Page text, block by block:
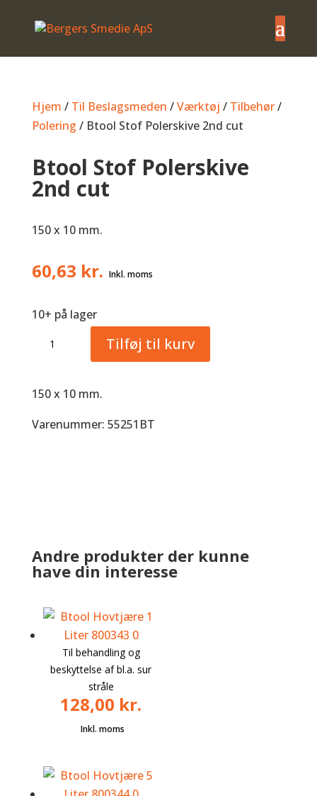
Hjem / Til Beslagsmeden /Værktøj / Tilbehør/
Polering / Btool Stof Polerskive 2nd cut
Btool Stof Polerskive
2nd cut
150 x 10 mm.
60,63 kr.
10+ på lager
Stof
2nd
antal
Tilføj til kurv
150 x 10 mm.
Varenummer: 55251BT
Andre produkter der kunne
have din interesse
Til behandling og
beskyttelse af bl.a. sur
stråle
128,00 kr.